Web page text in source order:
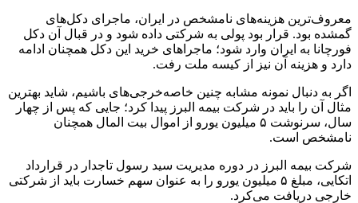
معروف‌ترین هزینه‌های نامشخص در ایران، ماجرای دکل‌های
گمشده بود. قرار بود پولی به شرکتی داده شود و در قبال آن دکل
فورچانا به ایران وارد شود؛ ماجرا‌های خرید این دکل همچنان ادامه
دارد و هزینه آن نیز از کیسه ملت رفت.
اگر به دنبال نمونه مشابه چنین خاصه‌خرجی‌های باشیم، شاید بهترین
مثال آن را باید در شرکت بیمه البرز پیدا کرد؛ جایی که پس از چهار
سال، سرنوشت ۵ میلیون یورو از اموال بیت المال همچنان
نامشخص است.
شرکت بیمه البرز در دوره مدیریت سید رسول تاجدار در قرارداد
اتکایی، مبلغ ۵ میلیون یورو را به عنوان سهم خسارت باید از شرکتی
خارجی دریافت می‌کرد.